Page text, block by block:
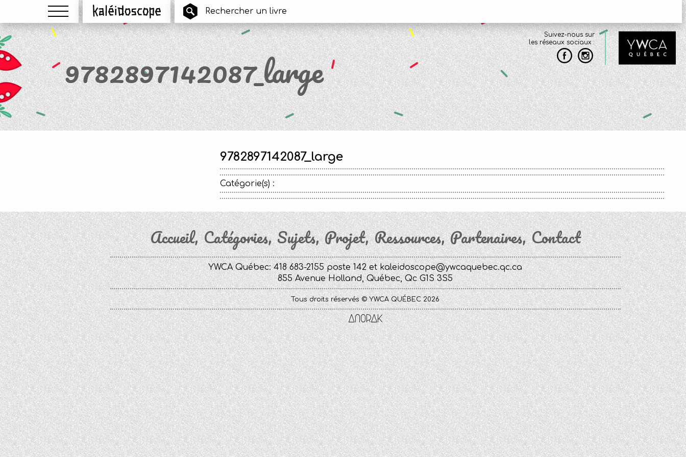
Menu Kaléidoscope
Suivez-nous sur
les réseaux sociaux :
9782897142087_large
9782897142087_large
Catégorie(s) :
Accueil Catégories Sujets Projet Ressources Partenaires Contact
YWCA Québec: 418 683-2155 poste 142 etkaleidoscope@ywcaquebec.qc.ca
855 Avenue Holland, Québec, Qc G1S 3S5
Tous droits réservés © YWCA QUÉBEC 2026
Anorak
Studio